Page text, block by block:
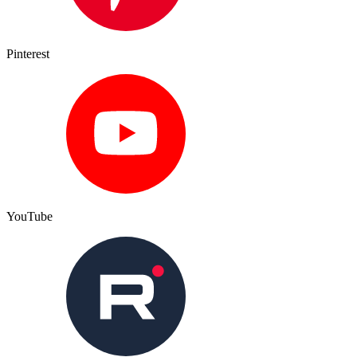
Pinterest
YouTube